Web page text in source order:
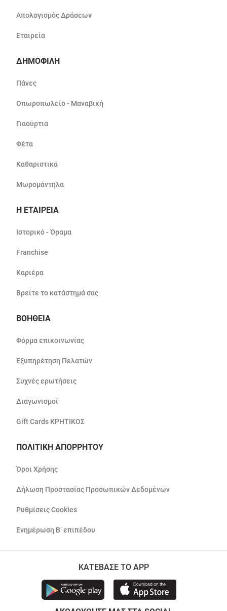
Απολογισμός Δράσεων
Εταιρεία
ΔΗΜΟΦΙΛΗ
Πάνες
Οπωροπωλείο - Μαναβική
Γιαούρτια
Φέτα
Καθαριστικά
Μωρομάντηλα
Η ΕΤΑΙΡΕΙΑ
Ιστορικό - Όραμα
Franchise
Καριέρα
Βρείτε το κατάστημά σας
ΒΟΗΘΕΙΑ
Φόρμα επικοινωνίας
Εξυπηρέτηση Πελατών
Συχνές ερωτήσεις
Διαγωνισμοί
Gift Cards ΚΡΗΤΙΚΟΣ
ΠΟΛΙΤΙΚΗ ΑΠΟΡΡΗΤΟΥ
Όροι Χρήσης
Δήλωση Προστασίας Προσωπικών Δεδομένων
Ρυθμίσεις Cookies
Ενημέρωση Β’ επιπέδου
ΚΑΤΕΒΑΣΕ ΤΟ APP